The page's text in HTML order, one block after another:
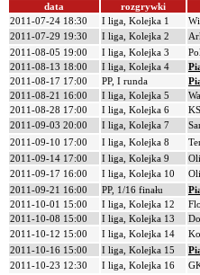
data rozgrywki
2011-07-24 18:30
I liga, Kolejka 1
2011-07-29 19:30
I liga, Kolejka 2
2011-08-05 19:00
I liga, Kolejka 3
2011-08-13 18:00
I liga, Kolejka 4
2011-08-17 17:00
PP, I runda
2011-08-21 16:00
I liga, Kolejka 5
2011-08-28 17:00
I liga, Kolejka 6
2011-09-03 20:00
I liga, Kolejka 7
2011-09-10 17:00
I liga, Kolejka 8
2011-09-14 17:00
I liga, Kolejka 9
2011-09-17 16:00
I liga, Kolejka 10
2011-09-21 16:00
PP, 1/16 finału
2011-10-01 15:00
I liga, Kolejka 12
2011-10-08 15:00
I liga, Kolejka 13
2011-10-12 15:00
I liga, Kolejka 14
2011-10-16 15:00
I liga, Kolejka 15
2011-10-23 12:30
I liga, Kolejka 16